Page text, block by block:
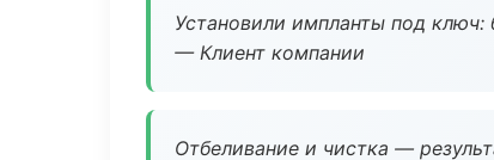
Установили импланты под ключ:
— Клиент компании
Отбеливание и чистка —